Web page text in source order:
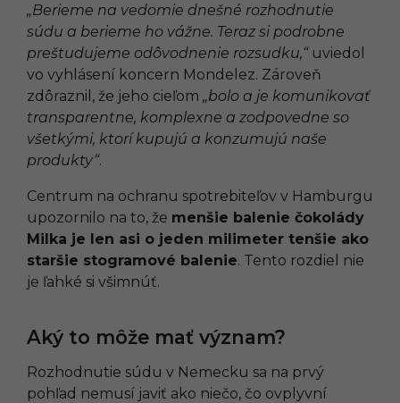
„Berieme na vedomie dnešné rozhodnutie
súdu a berieme ho vážne. Teraz si podrobne
preštudujeme odôvodnenie rozsudku,“uviedol
vo vyhlásení koncern Mondelez. Zároveň
zdôraznil, že jeho cieľom „bolo a je komunikovať
transparentne, komplexne a zodpovedne so
všetkými, ktorí kupujú a konzumujú naše
produkty“.
Centrum na ochranu spotrebiteľov v Hamburgu
upozornilo na to, že menšie balenie čokolády
Milka je len asi o jeden milimeter tenšie ako
staršie stogramové balenie. Tento rozdiel nie
je ľahké si všimnúť.
Aký to môže mať význam?
Rozhodnutie súdu v Nemecku sa na prvý
pohľad nemusí javiť ako niečo, čo ovplyvní